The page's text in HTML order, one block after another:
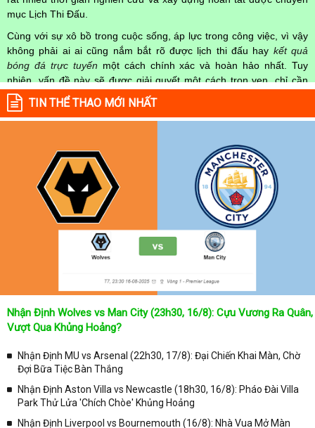
mục Lịch Thi Đấu.
Cùng với sự xô bồ trong cuộc sống, áp lực trong công việc, vì vậy
không phải ai ai cũng nắm bắt rõ được lịch thi đấu hay kết quả
bóng đá trực tuyến một cách chính xác và hoàn hảo nhất. Tuy
nhiên, vấn đề này sẽ được giải quyết một cách trọn vẹn, chỉ cần
truy cập vào chuyên mục
Lịch Thi Đấu
mọi người hoàn toàn nắm rõ được chính xác về thời gian các trận
đấu bóng đá Việt Nam hay trên Thế giới diễn ra trong thời gian sắp
cả 2 đội tuyển bóng đá đang đạt được.
Không chỉ dừng lại ở đó, những người hâm mộ bóng đá có thể cập
nhật được chính xác về lịch phát sóng bóng đá được tường thuật
trực tiếp ở trên những kênh truyền hình thể thao lớn nhất hiện nay
như: VTV3, K+, SCTV, Thể thao TV,... Nếu như bạn không muốn
bỏ lỡ bất kỳ một trận đấu bóng đá nào trong từng mùa giải, hãy
thường xuyên vào chuyên mụcLịch Thi Đấutại chuyên trang
để cập nhật thông tin chính xác nhất nhé!
Lịch thi đấu được cập nhật chính xác trong toàn bộ các giải
Tại Lịch Thi Đấu của chuyên trang kqbongda.net
sẽ cập nhanh
chóng và chính xác nhất thời gian từng trận đấu bóng đá diễn ra ở
trong từng giải đấu như:
✓ Giải đấu bóng đá Ngoại hạng Anh;
✓ Giải bóng Cúp C1 Châu Âu;
TIN THỂ THAO MỚI NHẤT
Nhận Định Wolves vs Man City (23h30, 16/8): Cựu Vương Ra Quân,
Vượt Qua Khủng Hoảng?
Nhận Định MU vs Arsenal (22h30, 17/8): Đại Chiến Khai Màn, Chờ
Đợi Bữa Tiệc Bàn Thắng
Nhận Định Aston Villa vs Newcastle (18h30, 16/8): Pháo Đài Villa
Park Thử Lửa 'Chích Chòe' Khủng Hoảng
Nhận Định Liverpool vs Bournemouth (16/8): Nhà Vua Mở Màn